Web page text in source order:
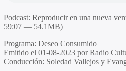
Podcast: Reproducir en una nueva
59:07 — 54.1MB)
Programa: Deseo Consumido
Emitido el 01-08-2023 por Radio
Conducción: Soledad Vallejos y